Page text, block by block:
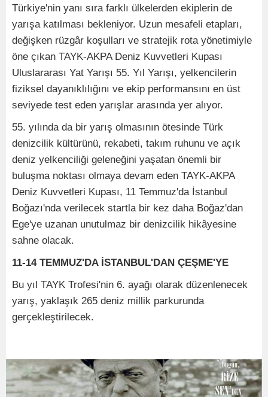
Türkiye'nin yanı sıra farklı ülkelerden ekiplerin de
yarışa katılması bekleniyor. Uzun mesafeli etapları,
değişken rüzgâr koşulları ve stratejik rota yönetimiyle
öne çıkan TAYK-AKPA Deniz Kuvvetleri Kupası
Uluslararası Yat Yarışı 55. Yıl Yarışı, yelkencilerin
fiziksel dayanıklılığını ve ekip performansını en üst
seviyede test eden yarışlar arasında yer alıyor.
55. yılında da bir yarış olmasının ötesinde Türk
denizcilik kültürünü, rekabeti, takım ruhunu ve açık
deniz yelkenciliği geleneğini yaşatan önemli bir
buluşma noktası olmaya devam eden TAYK-AKPA
Deniz Kuvvetleri Kupası, 11 Temmuz'da İstanbul
Boğazı'nda verilecek startla bir kez daha Boğaz'dan
Ege'ye uzanan unutulmaz bir denizcilik hikâyesine
sahne olacak.
11-14 TEMMUZ'DA İSTANBUL'DAN ÇEŞME'YE
Bu yıl TAYK Trofesi'nin 6. ayağı olarak düzenlenecek
yarış, yaklaşık 265 deniz millik parkurunda
gerçekleştirilecek.